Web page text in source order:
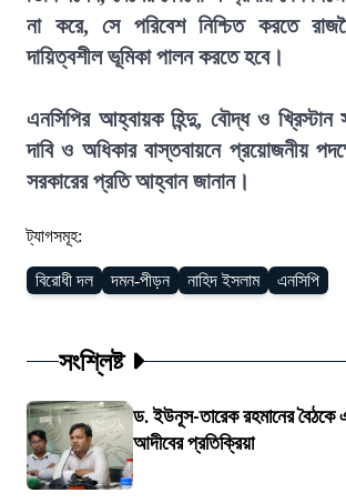
না করে, সে পরিবেশ নিশ্চিত করতে
দায়িত্বশীল ভূমিকা পালন করতে হবে।
এনসিপির আহ্বায়ক হিন্দু, বৌদ্ধ ও খ্রিস্টান
দাবি ও অধিকার বাস্তবায়নে প্রয়োজনীয়
সরকারের প্রতি আহ্বান জানান।
ট্যাগসমূহ:
বিরোধী দল দমন-পীড়ন নাহিদ ইসলাম এনসিপি
সংশ্লিষ্ট
ড. ইউনূস-তারেক রহমানের বৈঠকে
আদীবের প্রতিক্রিয়া